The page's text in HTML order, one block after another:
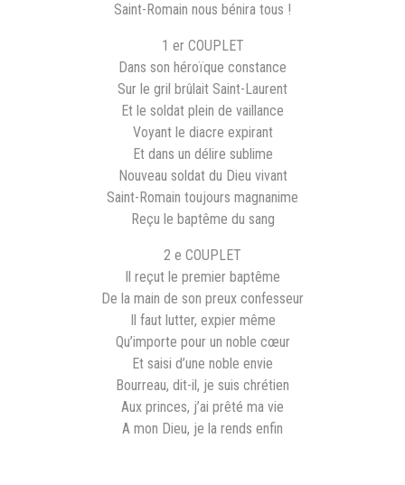
Saint-Romain nous bénira tous !
1 er COUPLET
Dans son héroïque constance
Sur le gril brûlait Saint-Laurent
Et le soldat plein de vaillance
Voyant le diacre expirant
Et dans un délire sublime
Nouveau soldat du Dieu vivant
Saint-Romain toujours magnanime
Reçu le baptême du sang
2 e COUPLET
Il reçut le premier baptême
De la main de son preux confesseur
Il faut lutter, expier même
Qu’importe pour un noble cœur
Et saisi d’une noble envie
Bourreau, dit-il, je suis chrétien
Aux princes, j’ai prêté ma vie
A mon Dieu, je la rends enfin